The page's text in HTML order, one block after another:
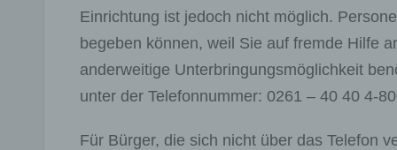
Einrichtung ist jedoch nicht möglich.
begeben können, weil Sie auf fremde Hilfe
anderweitige Unterbringungsmöglichkeit
unter der Telefonnummer: 0261 – 40 40 4-
Für Bürger, die sich nicht über das Telefon